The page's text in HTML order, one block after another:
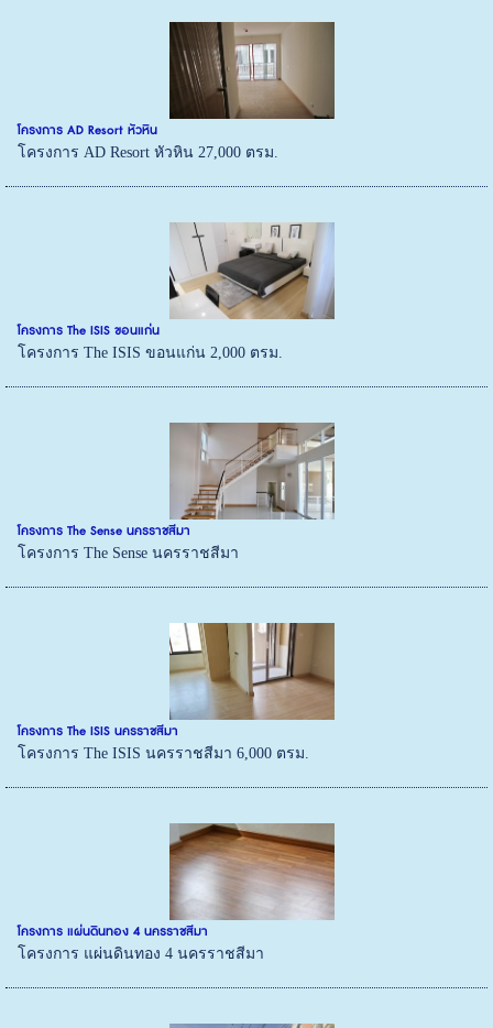
โครงการ AD Resort หัวหิน
โครงการ AD Resort หัวหิน 27,000 ตรม.
โครงการ The ISIS ขอนแก่น
โครงการ The ISIS ขอนแก่น 2,000 ตรม.
โครงการ The Sense นครราชสีมา
โครงการ The Sense นครราชสีมา
โครงการ The ISIS นครราชสีมา
โครงการ The ISIS นครราชสีมา 6,000 ตรม.
โครงการ แผ่นดินทอง 4 นครราชสีมา
โครงการ แผ่นดินทอง 4 นครราชสีมา